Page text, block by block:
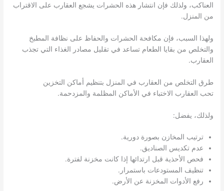
العناكب، ولذلك فإن انتشار هذه الحشرات يشجع العقارب على الاقتراب
من المنزل.
ولهذا السبب، فإن مكافحة الحشرات والحفاظ على نظافة المطبخ
والتخلص من بقايا الطعام تساعد في تقليل مصادر الغذاء التي تجذب
العقارب.
طرق التخلص من العقارب في المنزل بتنظيم أماكن التخزين
تحب العقارب الاختباء في الأماكن المظلمة والمزدحمة.
ولذلك، يفضل:
ترتيب المخازن بصورة دورية.
عدم تكديس الصناديق.
فحص الأحذية قبل ارتدائها إذا كانت مخزنة لفترة.
تنظيف المستودعات باستمرار.
رفع الأدوات المخزنة عن الأرض.